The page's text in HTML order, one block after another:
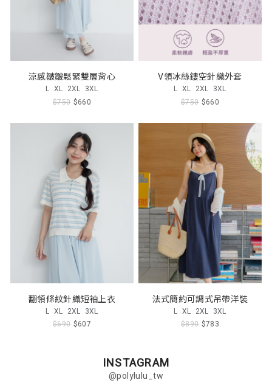
涼感皺皺鬆緊雙層背心
L XL 2XL 3XL
$750 $660
V領冰絲鏤空針織外套
L XL 2XL 3XL
$750 $660
翻領條紋針織短袖上衣
L XL 2XL 3XL
$690 $607
法式簡約可調式吊帶洋裝
L XL 2XL 3XL
$890 $783
INSTAGRAM
@polylulu_tw